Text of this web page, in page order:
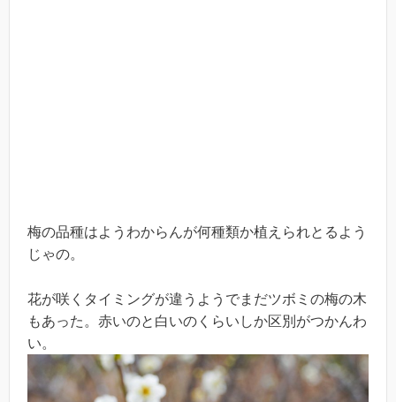
梅の品種はようわからんが何種類か植えられとるよう
じゃの。
花が咲くタイミングが違うようでまだツボミの梅の木
もあった。赤いのと白いのくらいしか区別がつかんわ
い。